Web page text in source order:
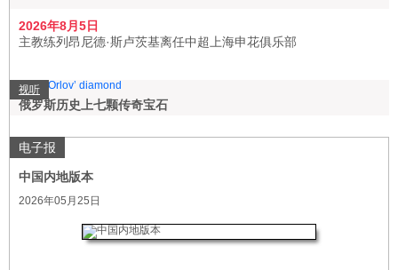
2026年8月5日
主教练列昂尼德·斯卢茨基离任中超上海申花俱乐部
视听
俄罗斯历史上七颗传奇宝石
电子报
中国内地版本
2026年05月25日